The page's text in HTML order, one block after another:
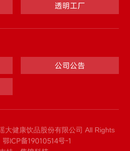
透明工厂
公司公告
大健康饮品股份有限公司 All Rights
鄂ICP备19010514号-1